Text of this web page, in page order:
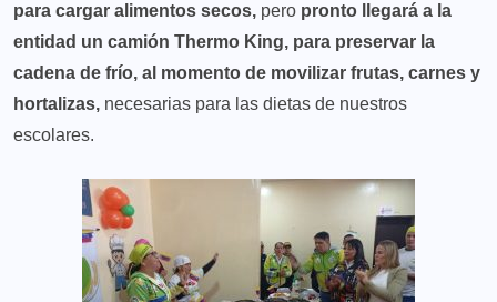
para cargar alimentos secos, pero pronto llegará a la
entidad un camión Thermo King, para preservar la
cadena de frío, al momento de movilizar frutas, carnes y
hortalizas, necesarias para las dietas de nuestros
escolares.